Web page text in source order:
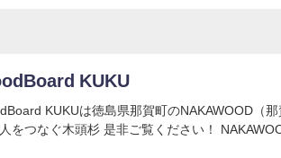
KUKU
KUKUは徳島県那賀町のNAKAWOOD（
をつなぐ木頭杉 是非ご覧ください！